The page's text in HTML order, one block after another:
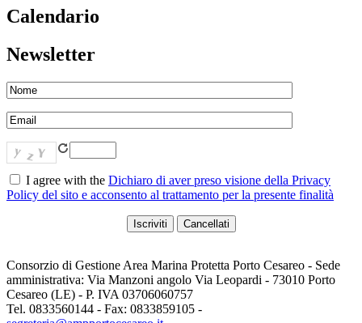
Calendario
Newsletter
I agree with the Dichiaro di aver preso visione della Privacy
Policy del sito e acconsento al trattamento per la presente finalità
Consorzio di Gestione Area Marina Protetta Porto Cesareo - Sede
amministrativa: Via Manzoni angolo Via Leopardi - 73010 Porto
Cesareo (LE) - P. IVA 03706060757
Tel. 0833560144 - Fax: 0833859105 -